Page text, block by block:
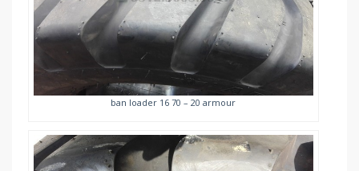
ban loader 16 70 – 20 armour